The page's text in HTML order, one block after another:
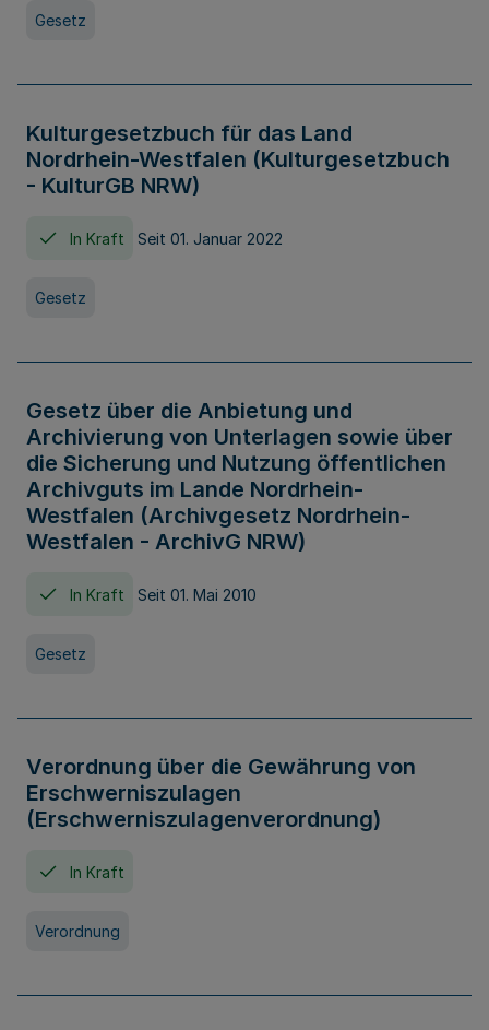
Gesetz
Kulturgesetzbuch für das Land
Nordrhein-Westfalen (Kulturgesetzbuch
- KulturGB NRW)
In Kraft Seit 01. Januar 2022
Gesetz
Gesetz über die Anbietung und
Archivierung von Unterlagen sowie über
die Sicherung und Nutzung öffentlichen
Archivguts im Lande Nordrhein-
Westfalen (Archivgesetz Nordrhein-
Westfalen - ArchivG NRW)
In Kraft Seit 01. Mai 2010
Gesetz
Verordnung über die Gewährung von
Erschwerniszulagen
(Erschwerniszulagenverordnung)
In Kraft
Verordnung